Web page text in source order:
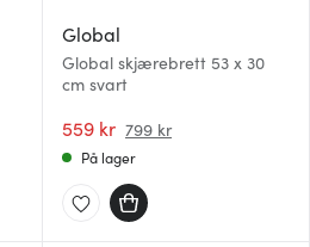
Global
Global skjærebrett 53 x 30
cm svart
559 kr 799 kr
På lager